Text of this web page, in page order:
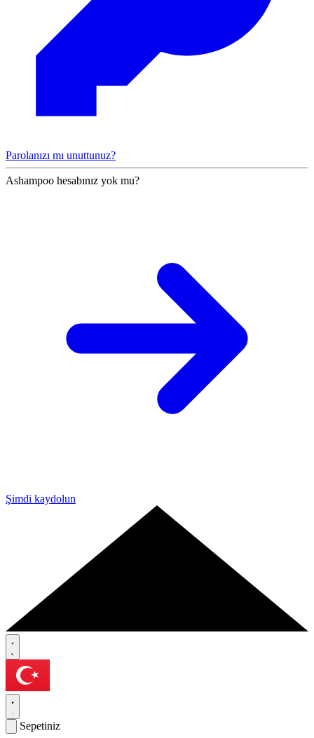
Parolanızı mı unuttunuz?
Ashampoo hesabınız yok mu?
Şimdi kaydolun
Sepetiniz